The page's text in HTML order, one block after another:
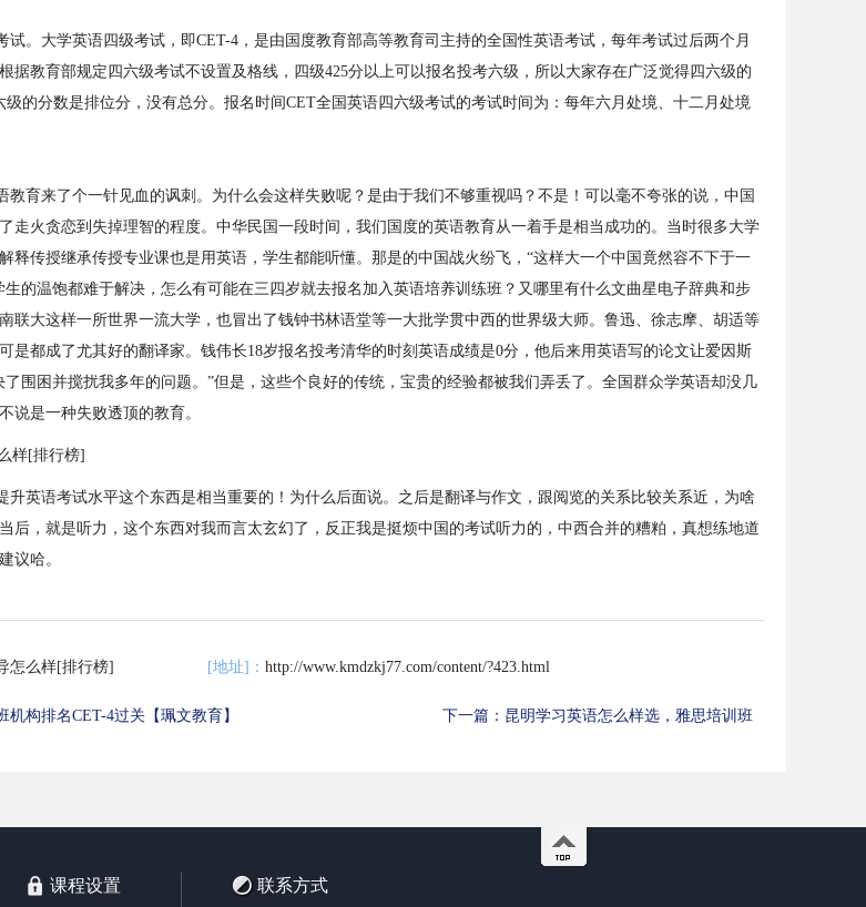
。大学英语四级考试，即CET-4，是由国度教育部高等教育司主持的全国性英语考试，每年考试过后两个月
据教育部规定四六级考试不设置及格线，四级425分以上可以报名投考六级，所以大家存在广泛觉得四六级的
级的分数是排位分，没有总分。报名时间CET全国英语四六级考试的考试时间为：每年六月处境、十二月处境
育来了个一针见血的讽刺。为什么会这样失败呢？是由于我们不够重视吗？不是！可以毫不夸张的说，中国
走火贪恋到失掉理智的程度。中华民国一段时间，我们国度的英语教育从一着手是相当成功的。当时很多大学
释传授继承传授专业课也是用英语，学生都能听懂。那是的中国战火纷飞，“这样大一个中国竟然容不下于一
的温饱都难于解决，怎么有可能在三四岁就去报名加入英语培养训练班？又哪里有什么文曲星电子辞典和步
联大这样一所世界一流大学，也冒出了钱钟书林语堂等一大批学贯中西的世界级大师。鲁迅、徐志摩、胡适等
是都成了尤其好的翻译家。钱伟长18岁报名投考清华的时刻英语成绩是0分，他后来用英语写的论文让爱因斯
围困并搅扰我多年的问题。”但是，这些个良好的传统，宝贵的经验都被我们弄丢了。全国群众学英语却没几
说是一种失败透顶的教育。
英语考试水平这个东西是相当重要的！为什么后面说。之后是翻译与作文，跟阅览的关系比较关系近，为啥
后，就是听力，这个东西对我而言太玄幻了，反正我是挺烦中国的考试听力的，中西合并的糟粕，真想练地道
议哈。
辅导怎么样[排行榜] [地址]： http://www.kmdzkj77.com/content/?423.html
机构排名CET-4过关【珮文教育】 下一篇： 昆明学习英语怎么样选，雅思培训班
课程设置 联系方式